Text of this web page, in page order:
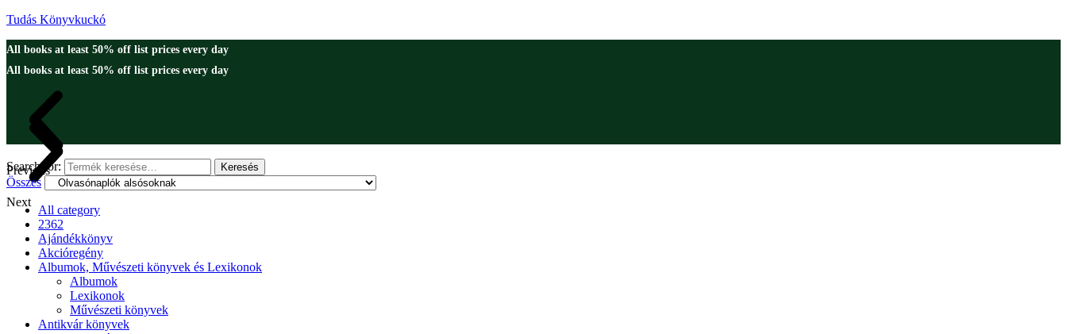
Tudás Könyvkuckó
All books at least 50% off list prices every day
All books at least 50% off list prices every day
Previous
Next
Search for: Keresés
Összes
All category
2362
Ajándékkönyv
Akcióregény
Albumok, Művészeti könyvek és Lexikonok
Albumok
Lexikonok
Művészeti könyvek
Antikvár könyvek